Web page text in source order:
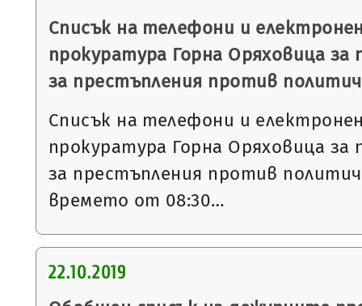
Списък на телефони и
прокуратура Горна Оряховица за
за престъпления против
Списък на телефони и
прокуратура Горна Оряховица за
за престъпления против
времето от 08:30…
22.10.2019